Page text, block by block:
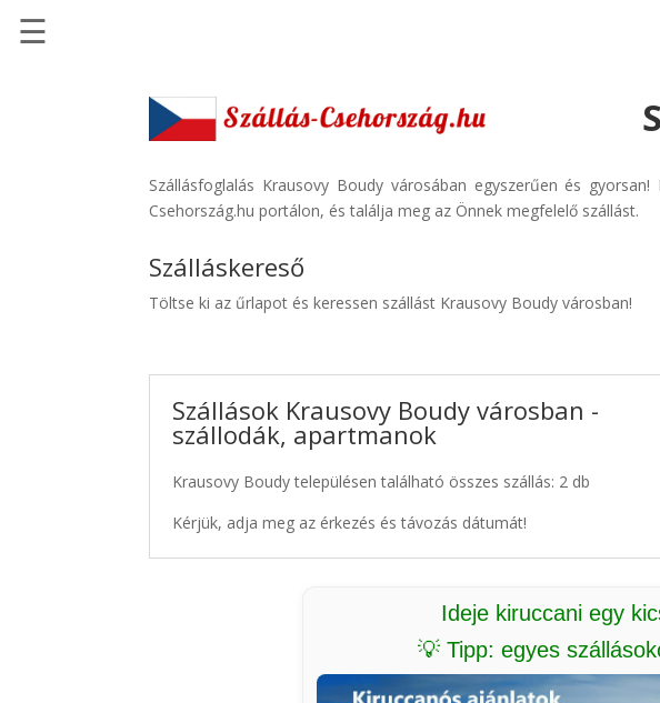
Szállásinfo.eu
pénzvisszatérítéssel
Autóbérlés
☰
Szállásfoglalás Krausovy Boudy városában egyszerűen és
Csehország.hu portálon, és találja meg az Önnek megfelelő szállást.
Szálláskereső
Töltse ki az űrlapot és keressen szállást Krausovy Boudy városban!
Szállások Krausovy Boudy városban -
szállodák, apartmanok
Krausovy Boudy településen található összes szállás: 2 db
Kérjük, adja meg az érkezés és távozás dátumát!
Ideje kiruccani egy
💡 Tipp: egyes